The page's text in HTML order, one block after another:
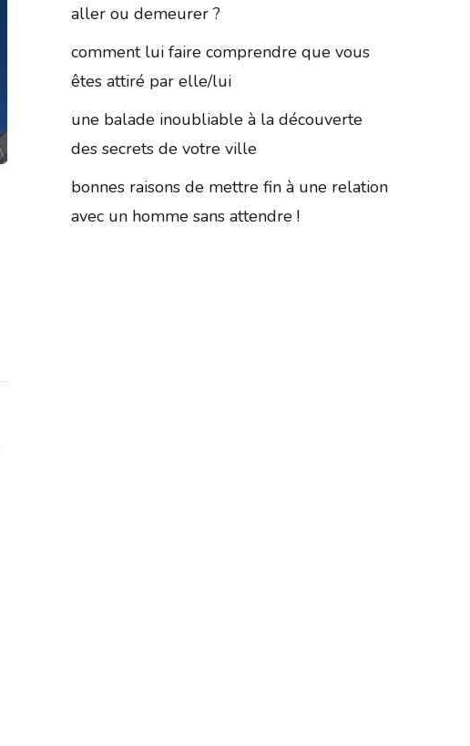
aller ou demeurer ?
comment lui faire comprendre que vous
êtes attiré par elle/lui
une balade inoubliable à la découverte
des secrets de votre ville
bonnes raisons de mettre fin à une relation
avec un homme sans attendre !